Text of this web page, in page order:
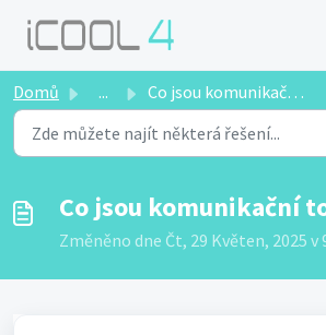
Domů ... Co jsou komunikační toky u EMS?
Co jsou komunikační
Změněno dne Čt, 29 Květen, 2025 v